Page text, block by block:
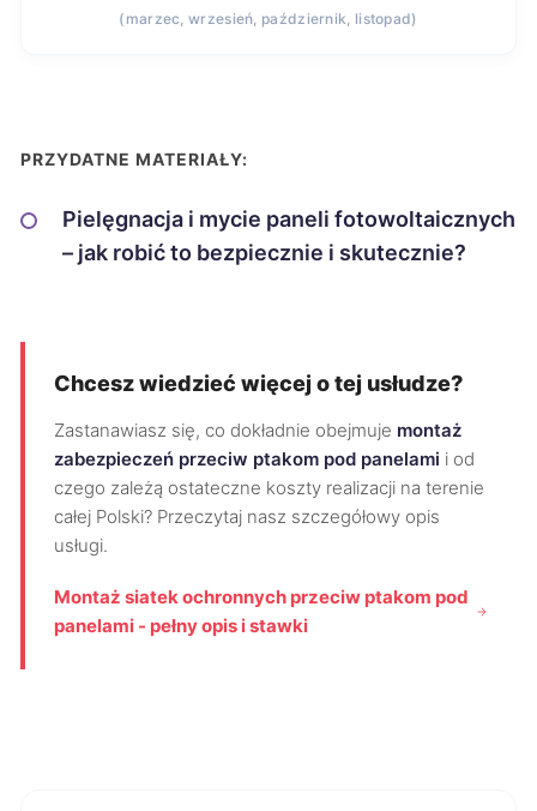
(marzec, wrzesień, październik, listopad)
PRZYDATNE MATERIAŁY:
Pielęgnacja i mycie paneli fotowoltaicznych
– jak robić to bezpiecznie i skutecznie?
Chcesz wiedzieć więcej o tej usłudze?
Zastanawiasz się, co dokładnie obejmuje montaż
zabezpieczeń przeciw ptakom pod panelami i od
czego zależą ostateczne koszty realizacji na terenie
całej Polski? Przeczytaj nasz szczegółowy opis
usługi.
Montaż siatek ochronnych przeciw ptakom pod
panelami - pełny opis i stawki